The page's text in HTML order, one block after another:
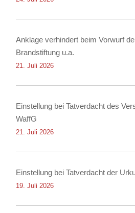
Anklage verhindert beim Vorwurf
Brandstiftung u.a.
21. Juli 2026
Einstellung bei Tatverdacht des
WaffG
21. Juli 2026
Einstellung bei Tatverdacht der
19. Juli 2026